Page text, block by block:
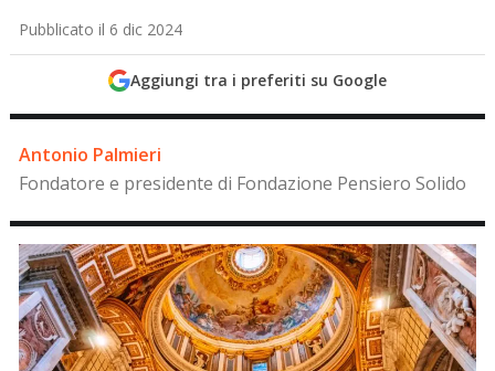
Pubblicato il 6 dic 2024
Aggiungi tra i preferiti su Google
Antonio Palmieri
Fondatore e presidente di Fondazione Pensiero Solido